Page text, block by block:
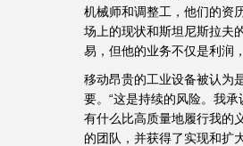
机械师和调整工，他们的资
场上的现状和斯坦尼斯拉夫
易，但他的业务不仅是利润
移动昂贵的工业设备被认为
要。“这是持续的风险。我
有什么比高质量地履行我的
的团队，并获得了实现和扩